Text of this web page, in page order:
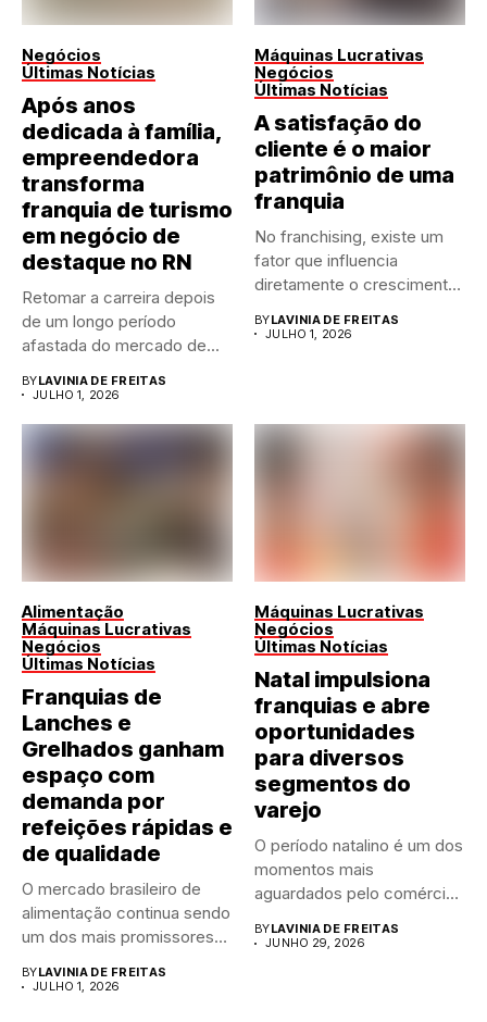
Negócios
Últimas Notícias
Após anos
dedicada à família,
empreendedora
transforma
franquia de turismo
em negócio de
destaque no RN
Retomar a carreira depois
de um longo período
afastada do mercado de...
BYLAVINIA DE FREITAS
JULHO 1, 2026
Máquinas Lucrativas
Negócios
Últimas Notícias
A satisfação do
cliente é o maior
patrimônio de uma
franquia
No franchising, existe um
fator que influencia
diretamente o crescimento
BYLAVINIA DE FREITAS
JULHO 1, 2026
Alimentação
Máquinas Lucrativas
Negócios
Últimas Notícias
Franquias de
Lanches e
Grelhados ganham
espaço com
demanda por
refeições rápidas e
de qualidade
O mercado brasileiro de
alimentação continua sendo
um dos mais promissores
BYLAVINIA DE FREITAS
JULHO 1, 2026
Máquinas Lucrativas
Negócios
Últimas Notícias
Natal impulsiona
franquias e abre
oportunidades
para diversos
segmentos do
varejo
O período natalino é um dos
momentos mais
aguardados pelo comércio
BYLAVINIA DE FREITAS
JUNHO 29, 2026